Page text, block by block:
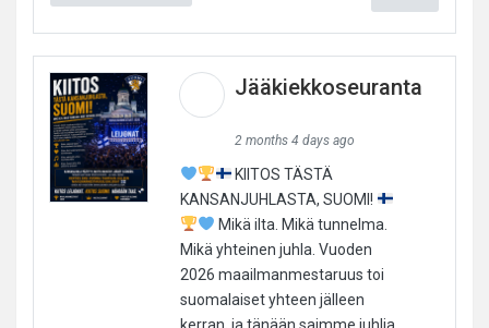
Jääkiekkoseuranta
2 months 4 days ago
KIITOS TÄSTÄ
KANSANJUHLASTA, SUOMI!
Mikä ilta. Mikä tunnelma.
Mikä yhteinen juhla. Vuoden
2026 maailmanmestaruus toi
suomalaiset yhteen jälleen
kerran, ja tänään saimme juhlia